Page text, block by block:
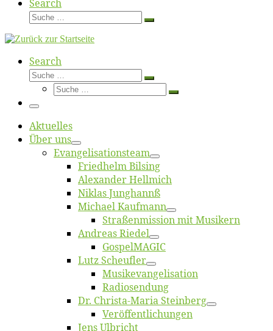
Search
Suche
Suche
Search
Suche
Suche
Suche
Suche
Menü
Ak­tu­el­les
Über uns
Evangelisa­tions­team
Fried­helm Bilsing
Alex­an­der Hellmich
Ni­klas Junghannß
Mi­cha­el Kaufmann
Straßenmis­sion mit Musikern
An­dre­as Riedel
Gos­pel­MA­GIC
Lutz Scheuf­ler
Musikevan­ge­li­sa­tion
Ra­dio­sen­dung
Dr. Chris­­ta-Ma­ria Steinberg
Ver­öf­fent­li­chun­gen
Jens Ulb­richt